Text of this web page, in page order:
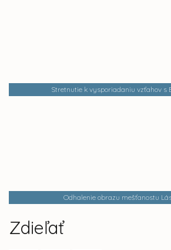
Stretnutie k vysporiadaniu vzťahov s
Odhalenie obrazu mešťanostu
Zdieľať